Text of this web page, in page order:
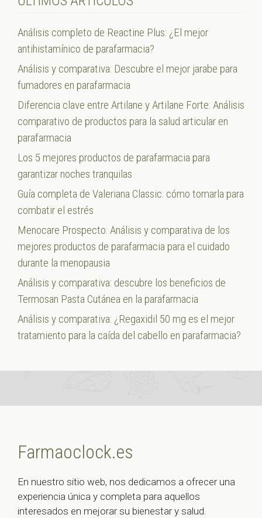
Análisis completo de Reactine Plus: ¿El mejor
antihistamínico de parafarmacia?
Análisis y comparativa: Descubre el mejor jarabe para
fumadores en parafarmacia
Diferencia clave entre Artilane y Artilane Forte: Análisis
comparativo de productos para la salud articular en
parafarmacia
Los 5 mejores productos de parafarmacia para
garantizar noches tranquilas
Guía completa de Valeriana Classic: cómo tomarla para
combatir el estrés
Menocare Prospecto: Análisis y comparativa de los
mejores productos de parafarmacia para el cuidado
durante la menopausia
Análisis y comparativa: descubre los beneficios de
Termosan Pasta Cutánea en la parafarmacia
Análisis y comparativa: ¿Regaxidil 50 mg es el mejor
tratamiento para la caída del cabello en parafarmacia?
Farmaoclock.es
En nuestro sitio web, nos dedicamos a ofrecer una
experiencia única y completa para aquellos
interesados en mejorar su bienestar y salud.